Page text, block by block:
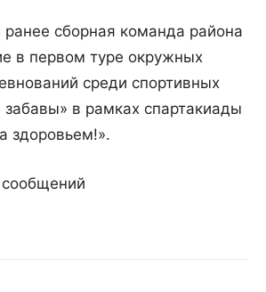
сборная команда района
в первом туре окружных
среди спортивных
в рамках спартакиады
здоровьем!».